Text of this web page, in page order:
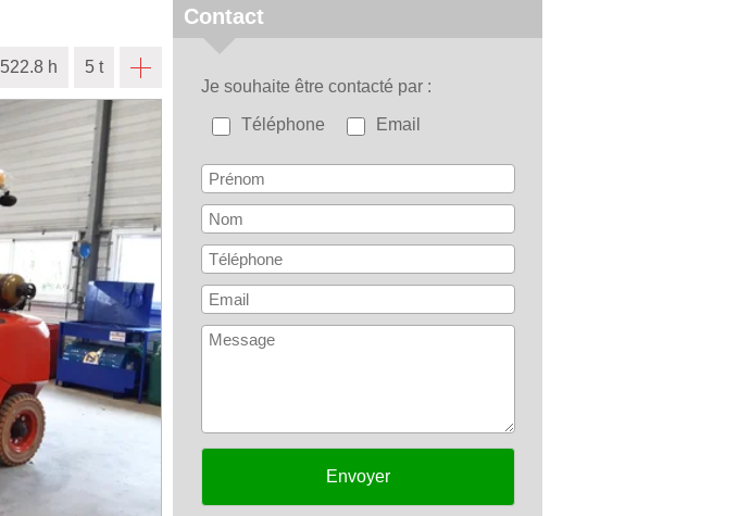
522.8 h 5 t
Contact
Je souhaite être contacté par
Téléphone Email
Envoyer